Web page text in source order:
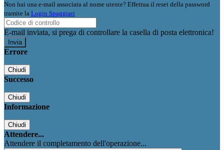
Non hai una e-mail associata al nome utente? Effettua il reset della password
tramite la Login Spaggiari
E-mail inviata, si prega di controllare la casella di posta elettronica!
Errore
Chiudi
Successo
Chiudi
Informazione
Chiudi
Attendere...
Attendere il completamento dell'operazione...